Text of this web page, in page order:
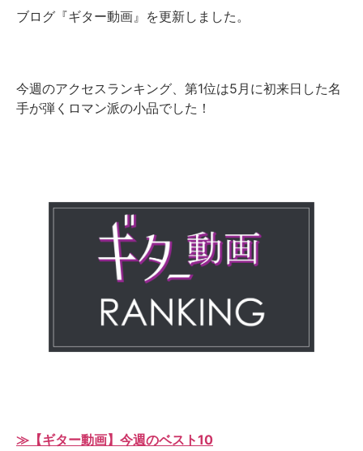
ブログ『ギター動画』を更新しました。
今週のアクセスランキング、第1位は5月に初来日した名
手が弾くロマン派の小品でした！
≫【ギター動画】今週のベスト10